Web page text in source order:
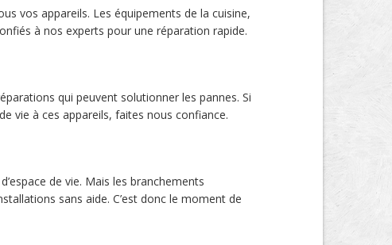
vos appareils. Les équipements de la cuisine,
à nos experts pour une réparation rapide.
qui peuvent solutionner les pannes. Si
vie à ces appareils, faites nous confiance.
de vie. Mais les branchements
sans aide. C’est donc le moment de